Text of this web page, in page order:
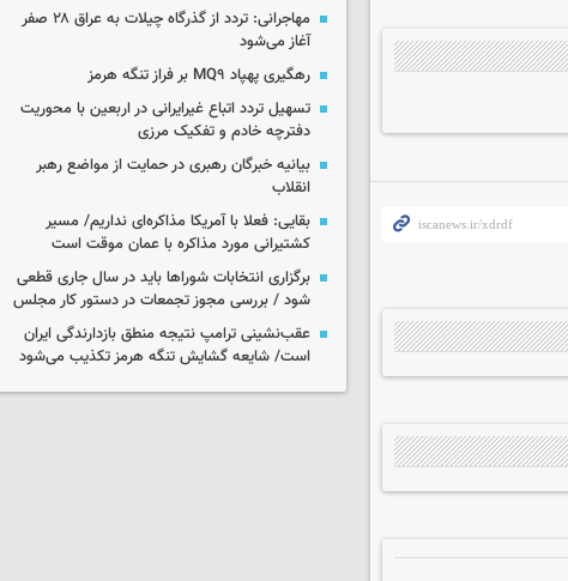
مهاجرانی: تردد از گذرگاه چیلات به عراق ۲۸ صفر
آغاز می‌شود
رهگیری پهپاد MQ۹ بر فراز تنگه هرمز
تسهیل تردد اتباع غیرایرانی در اربعین با محوریت
دفترچه خادم و تفکیک مرزی
بیانیه خبرگان رهبری در حمایت از مواضع رهبر
انقلاب
بقایی: فعلا با آمریکا مذاکره‌ای نداریم/ مسیر
کشتیرانی مورد مذاکره با عمان موقت است
برگزاری انتخابات شوراها باید در سال جاری قطعی
شود / بررسی مجوز تجمعات در دستور کار مجلس
عقب‌نشینی ترامپ نتیجه منطق بازدارندگی ایران
است/ شایعه گشایش تنگه هرمز تکذیب می‌شود